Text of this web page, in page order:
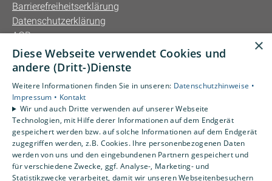
Barrierefreiheitserklärung
Datenschutzerklärung
AGB
Unsere Bereiche
Gewerbekunden
Karriere
Unternehmen
Kontakt
×
Diese Webseite verwendet Cookies und
andere (Dritt-)Dienste
Weitere Informationen finden Sie in unseren: Datenschutzhinweise •
Impressum • Kontakt
Wir und auch Dritte verwenden auf unserer Webseite
Technologien, mit Hilfe derer Informationen auf dem Endgerät
gespeichert werden bzw. auf solche Informationen auf dem Endgerät
zugegriffen werden, z.B. Cookies. Ihre personenbezogenen Daten
werden von uns und den eingebundenen Partnern gespeichert und
für verschiedene Zwecke, ggf. Analyse-, Marketing- und
Statistikzwecke verarbeitet, damit wir unseren Webseitenbesuchern